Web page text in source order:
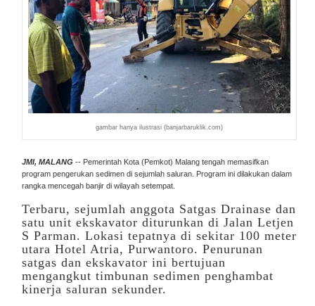
gambar hanya ilustrasi (banjarbaruklik.com)
JMI, MALANG -- Pemerintah Kota (Pemkot) Malang tengah memasifkan
program pengerukan sedimen di sejumlah saluran. Program ini dilakukan dalam
rangka mencegah banjir di wilayah setempat.
Terbaru, sejumlah anggota Satgas Drainase dan
satu unit ekskavator diturunkan di Jalan Letjen
S Parman. Lokasi tepatnya di sekitar 100 meter
utara Hotel Atria, Purwantoro. Penurunan
satgas dan ekskavator ini bertujuan
mengangkut timbunan sedimen penghambat
kinerja saluran sekunder.